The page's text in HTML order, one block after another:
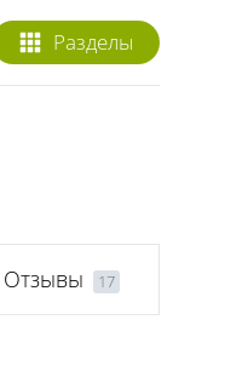
Разделы
Отзывы 17